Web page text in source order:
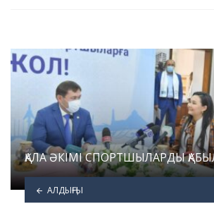
ҚАЛА ӘКІМІ СПОРТШЫЛАРДЫ
АЛДЫҢҒЫ